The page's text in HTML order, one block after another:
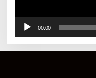
00:00